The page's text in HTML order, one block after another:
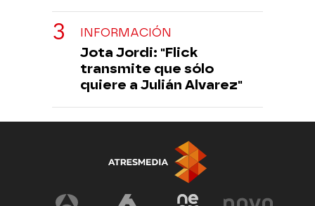
INFORMACIÓN
Jota Jordi: "Flick
transmite que sólo
quiere a Julián Alvarez"